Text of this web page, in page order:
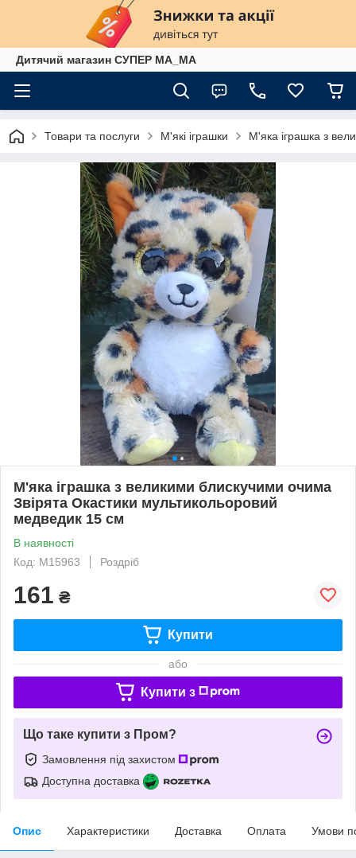
Дитячий магазин СУПЕР МА_МА
Товари та послуги М'які іграшки М'яка іграшка з
М'яка іграшка з великими блискучими очима
Звірята Окастики мультикольоровий
медведик 15 см
В наявності
Код: М15963
Роздріб
161 ₴
Купити
або
Купити з
Що таке купити з Пром?
Замовлення під захистом
Доступна доставка
Опис Характеристики Доставка Оплата Умови